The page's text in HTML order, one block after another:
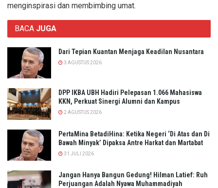
menginspirasi dan membimbing umat.
BACA JUGA
Dari Tepian Kuantan Menjaga Keadilan Nusantara
3 AGUSTUS 2026
DPP IKBA UBH Hadiri Pelepasan 1.066 Mahasiswa
KKN, Perkuat Sinergi Alumni dan Kampus
2 AGUSTUS 2026
PertaMina BetadiHina: Ketika Negeri ‘Di Atas dan Di
Bawah Minyak’ Dipaksa Antre Harkat dan Martabat​
31 JULI 2026
Jangan Hanya Bangun Gedung! Hilman Latief: Ruh
Perjuangan Adalah Nyawa Muhammadiyah